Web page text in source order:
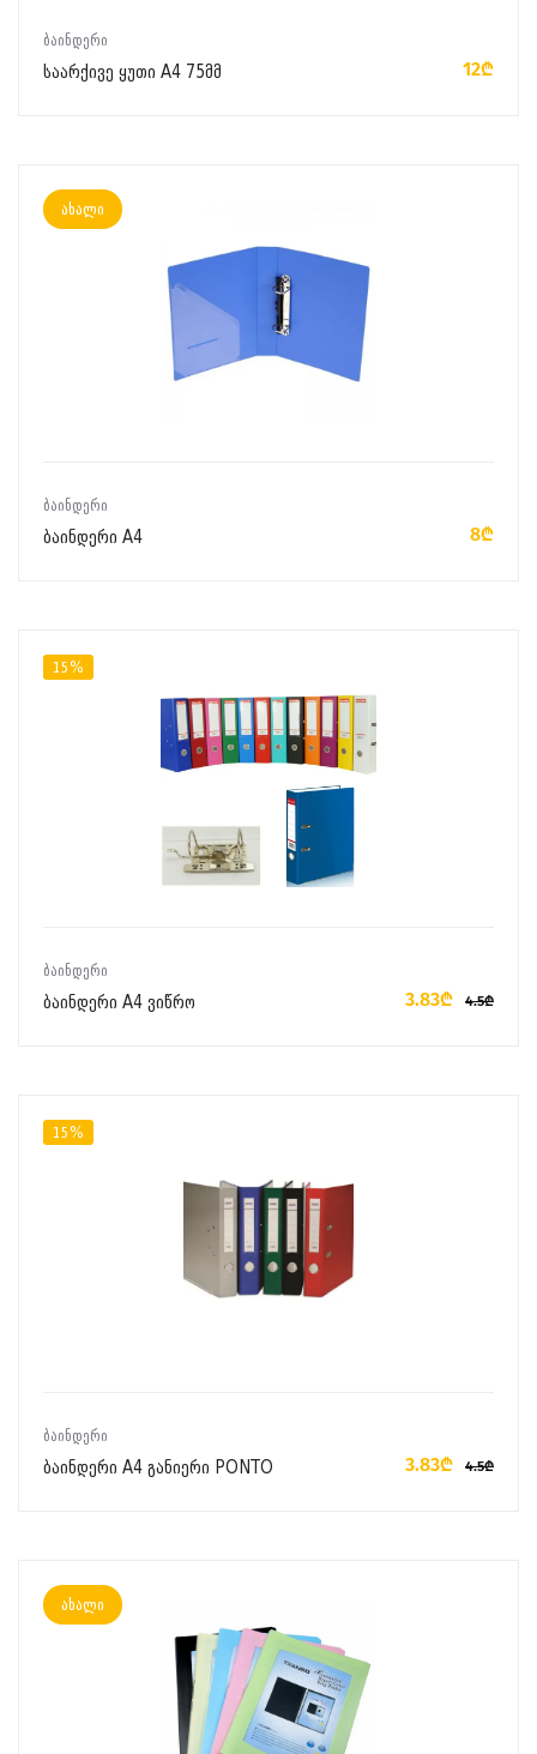
ᲑᲐᲘᲜᲓᲔᲠᲘ
საარქივე ყუთი A4 75მმ 12₾
ახალი
ᲑᲐᲘᲜᲓᲔᲠᲘ
ბაინდერი A4 8₾
15%
ᲑᲐᲘᲜᲓᲔᲠᲘ
ბაინდერი A4 ვიწრო 3.83₾ 4.5₾
15%
ᲑᲐᲘᲜᲓᲔᲠᲘ
ბაინდერი A4 განიერი PONTO 3.83₾ 4.5₾
ახალი